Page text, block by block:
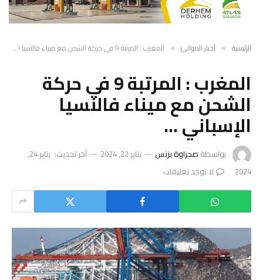
الرئيسية » أخبار الموانئ » المغرب : المرتبة 9 في حركة الشحن مع ميناء فالنسيا الإسباني …
المغرب : المرتبة 9 في حركة
الشحن مع ميناء فالنسيا
الإسباني …
بواسطة صحراوة بزنس يناير 22, 2024 آخر تحديث:
يناير 24,
2024
لا توجد تعليقات